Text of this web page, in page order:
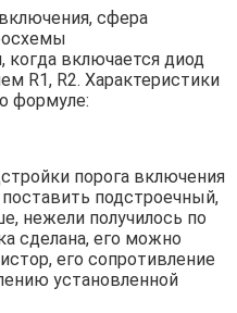
когда включается диод
R1, R2. Характеристики
формуле:
порога включения
подстроечный,
нежели получилось по
сделана, его можно
его сопротивление
установленной